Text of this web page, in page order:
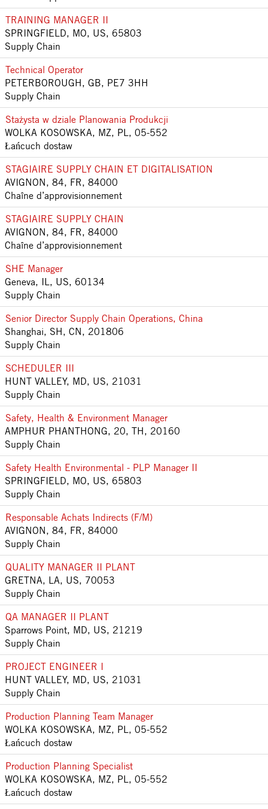
TRAINING MANAGER II
SPRINGFIELD, MO, US, 65803
Supply Chain
Technical Operator
PETERBOROUGH, GB, PE7 3HH
Supply Chain
Stażysta w dziale Planowania Produkcji
WOLKA KOSOWSKA, MZ, PL, 05-552
Łańcuch dostaw
STAGIAIRE SUPPLY CHAIN ET DIGITALISATION
AVIGNON, 84, FR, 84000
Chaîne d’approvisionnement
STAGIAIRE SUPPLY CHAIN
AVIGNON, 84, FR, 84000
Chaîne d’approvisionnement
SHE Manager
Geneva, IL, US, 60134
Supply Chain
Senior Director Supply Chain Operations, China
Shanghai, SH, CN, 201806
Supply Chain
SCHEDULER III
HUNT VALLEY, MD, US, 21031
Supply Chain
Safety, Health & Environment Manager
AMPHUR PHANTHONG, 20, TH, 20160
Supply Chain
Safety Health Environmental - PLP Manager II
SPRINGFIELD, MO, US, 65803
Supply Chain
Responsable Achats Indirects (F/M)
AVIGNON, 84, FR, 84000
Supply Chain
QUALITY MANAGER II PLANT
GRETNA, LA, US, 70053
Supply Chain
QA MANAGER II PLANT
Sparrows Point, MD, US, 21219
Supply Chain
PROJECT ENGINEER I
HUNT VALLEY, MD, US, 21031
Supply Chain
Production Planning Team Manager
WOLKA KOSOWSKA, MZ, PL, 05-552
Łańcuch dostaw
Production Planning Specialist
WOLKA KOSOWSKA, MZ, PL, 05-552
Łańcuch dostaw